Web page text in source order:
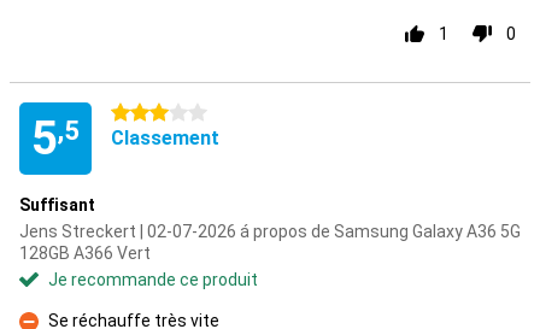
1 0
5,5
3 étoiles
Classement
Suffisant
Jens Streckert | 02-07-2026 á propos de Samsung Galaxy A36 5G
128GB A366 Vert
Je recommande ce produit
Se réchauffe très vite